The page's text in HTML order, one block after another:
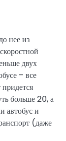
нее из
двух
– все
больше 20, а
автобус и
(даже